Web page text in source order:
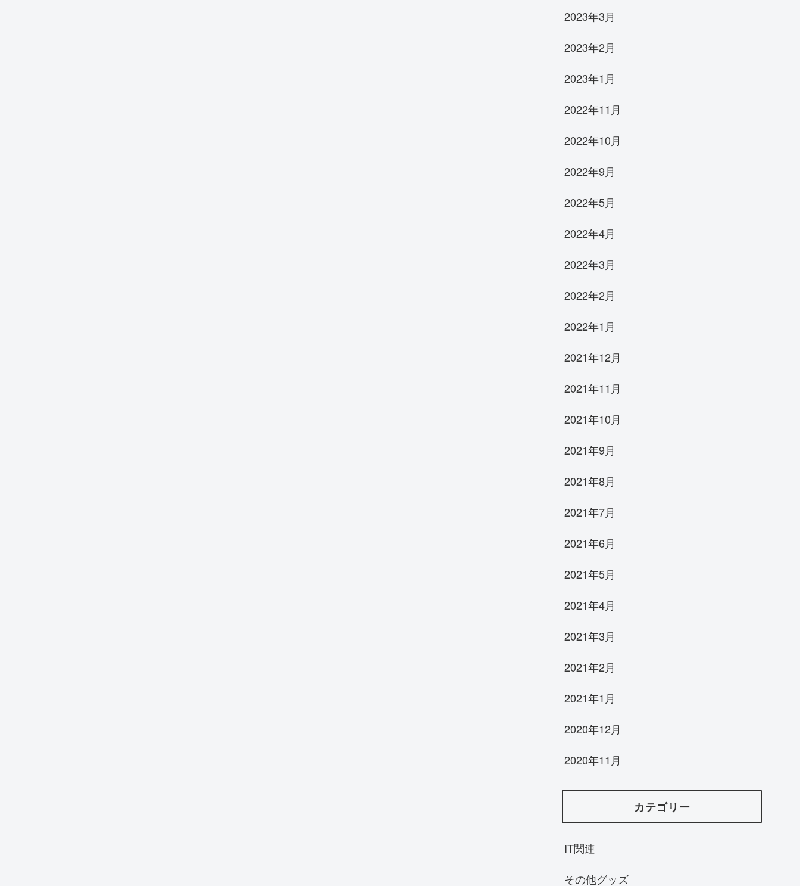
2023年3月
2023年2月
2023年1月
2022年11月
2022年10月
2022年9月
2022年5月
2022年4月
2022年3月
2022年2月
2022年1月
2021年12月
2021年11月
2021年10月
2021年9月
2021年8月
2021年7月
2021年6月
2021年5月
2021年4月
2021年3月
2021年2月
2021年1月
2020年12月
2020年11月
カテゴリー
IT関連
その他グッズ